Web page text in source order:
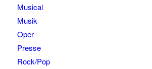
Musical
Musik
Oper
Presse
Rock/Pop